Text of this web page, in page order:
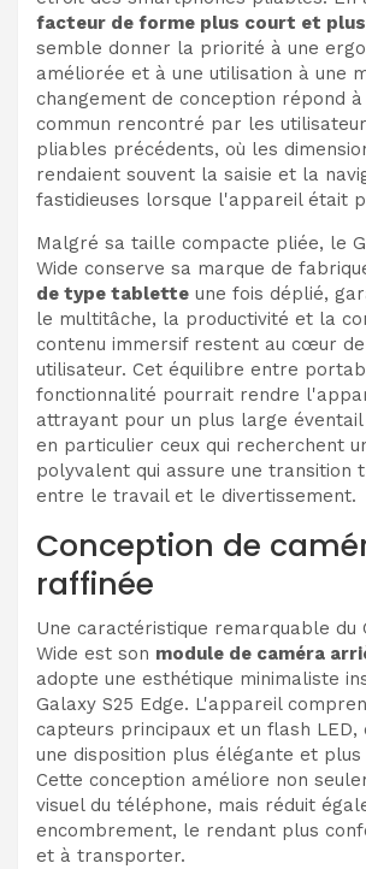
facteur de forme plus court et
semble donner la priorité à une
améliorée et à une utilisation à une
changement de conception répond à
commun rencontré par les
pliables précédents, où les
rendaient souvent la saisie et la
fastidieuses lorsque l'appareil était
Malgré sa taille compacte pliée, le
Wide conserve sa marque de
de type tablette une fois déplié,
le multitâche, la productivité et la
contenu immersif restent au cœur
utilisateur. Cet équilibre entre
fonctionnalité pourrait rendre
attrayant pour un plus large
en particulier ceux qui recherchent
polyvalent qui assure une transition
entre le travail et le divertissement.
Conception de
raffinée
Une caractéristique remarquable du
Wide est son module de caméra
adopte une esthétique minimaliste
Galaxy S25 Edge. L'appareil
capteurs principaux et un flash LED,
une disposition plus élégante et plus
Cette conception améliore non
visuel du téléphone, mais réduit
encombrement, le rendant plus
et à transporter.